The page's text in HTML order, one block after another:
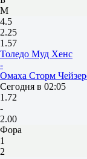
М
4.5
2.25
1.57
Толедо Муд Хенс
-
Омаха Сторм
Сегодня в 02:05
1.72
-
2.00
Фора
1
2